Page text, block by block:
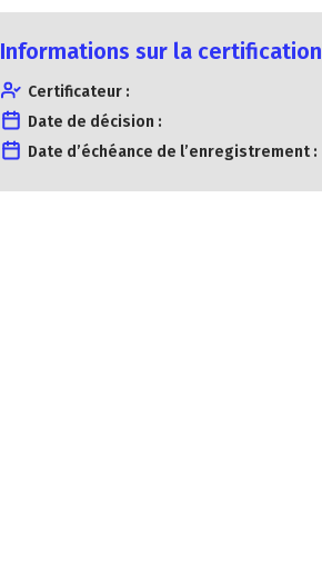
Informations sur la certification
Certificateur :
Date de décision :
Date d’échéance de l’enregistrement :